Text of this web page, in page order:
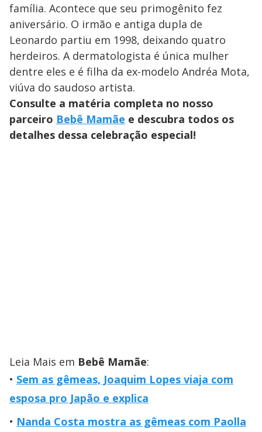
família. Acontece que seu primogênito fez
aniversário. O irmão e antiga dupla de
Leonardo partiu em 1998, deixando quatro
herdeiros. A dermatologista é única mulher
dentre eles e é filha da ex-modelo Andréa Mota,
viúva do saudoso artista.
Consulte a matéria completa no nosso
parceiro Bebê Mamãe e descubra todos os
detalhes dessa celebração especial!
Leia Mais em Bebê Mamãe:
Sem as gêmeas, Joaquim Lopes viaja com
esposa pro Japão e explica
Nanda Costa mostra as gêmeas com Paolla